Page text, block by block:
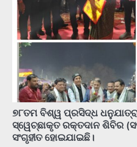
୭୮ତମ ବିଶ୍ୱ ପ୍ରସିଦ୍ଧ
ସ୍ୱେଚ୍ଛାକୃତ ରକ୍ତଦାନ ଶିବିର
ସଂଗୃହୀତ ହୋଇଯାଇଛି।